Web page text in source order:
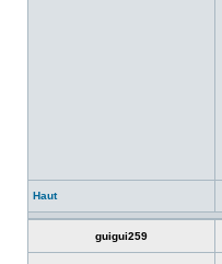
Haut
guigui259